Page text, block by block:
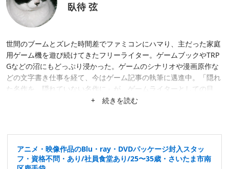
臥待 弦
世間のブームとズレた時間差でファミコンにハマり、主だった家庭
用ゲーム機を遊び続けてきたフリーライター。ゲームブックやTRP
Gなどの沼にもどっぷり浸かった。ゲームのシナリオや漫画原作な
どの文字書き仕事を経て、今はゲーム記事の執筆に邁進中。「隠れ
た名作を、隠れていない名作に」が、ゲームライターとしての目
標。隙あらば、あまり知られていない作品にスポットを当てたが
+ 続きを読む
アニメ・映像作品のBlu・ray・DVDパッケージ封入スタッ
フ・資格不問・あり/社員食堂あり/25〜35歳・さいたま市南